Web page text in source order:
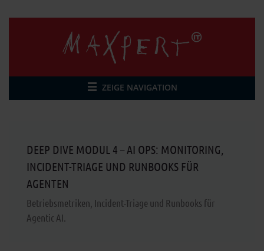
ZEIGE NAVIGATION
DEEP DIVE MODUL 4 – AI OPS: MONITORING,
INCIDENT-TRIAGE UND RUNBOOKS FÜR
AGENTEN
Betriebsmetriken, Incident-Triage und Runbooks für
Agentic AI.